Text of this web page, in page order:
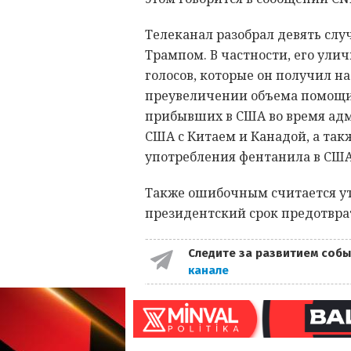
Телеканал разобрал девять
Трампом. В частности, его
голосов, которые он получил
преувеличении объема
прибывших в США во время
США с Китаем и Канадой, а
употребления фентанила в
Также ошибочным считается
президентский срок
Следите за развитием
канале